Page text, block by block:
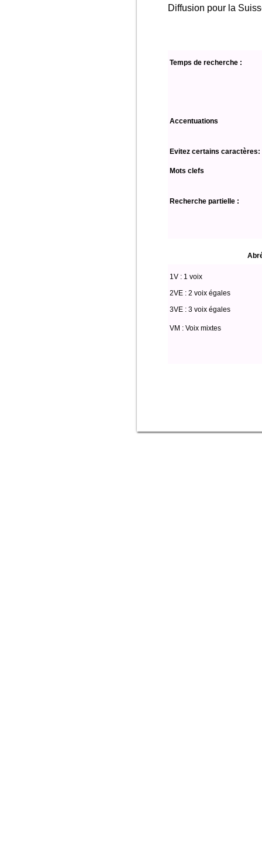
Diffusion pour la
Temps de recherche :
Accentuations
Evitez certains caractères:
Mots clefs
Recherche partielle :
1V : 1 voix
2VE : 2 voix égales
3VE : 3 voix égales
VM : Voix mixtes